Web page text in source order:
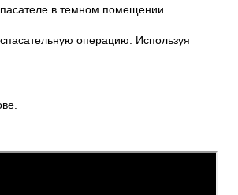
операцию. Используя